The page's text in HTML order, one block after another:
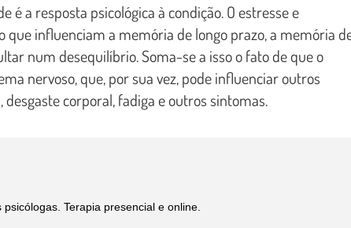
a resposta psicológica à condição. O estresse e
influenciam a memória de longo prazo, a memória
num desequilíbrio. Soma-se a isso o fato de que o
nervoso, que, por sua vez, pode influenciar outros
corporal, fadiga e outros sintomas.
Terapia presencial e online.